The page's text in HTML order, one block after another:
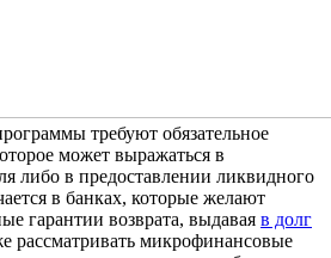
требуют обязательное
может выражаться в
либо в предоставлении ликвидного
в банках, которые желают
гарантии возврата, выдавая в долг
рассматривать микрофинансовые